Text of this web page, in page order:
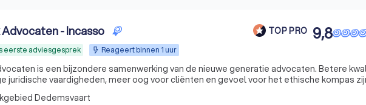
Advocaten - Incasso TOP PRO
eerste adviesgesprek Reageert binnen 1 uur
9,8
is een bijzondere samenwerking van de nieuwe generatie advocaten. Betere
juridische vaardigheden, meer oog voor cliënten en gevoel voor het ethische kompas
En niet onbelangrijk: No Cure, No Pay! Of zoals wij het noemen: No Win, No Fee. Het
Dedemsvaart